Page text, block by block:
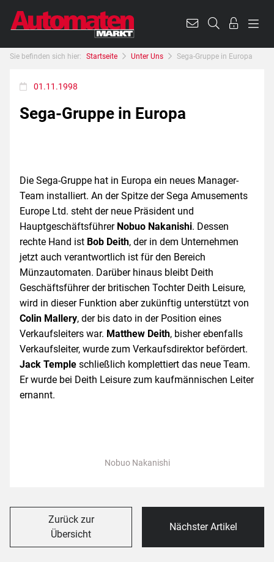
Sie befinden sich hier: Startseite Unter Uns Sega-Gruppe in Europa
01.11.1998
Sega-Gruppe in Europa
Nobuo Nakanishi
Die Sega-Gruppe hat in Europa ein neues Manager-
Team installiert. An der Spitze der Sega Amusements
Europe Ltd. steht der neue Präsident und
Hauptgeschäftsführer Nobuo Nakanishi. Dessen
rechte Hand ist Bob Deith, der in dem Unternehmen
jetzt auch verantwortlich ist für den Bereich
Münzautomaten. Darüber hinaus bleibt Deith
Geschäftsführer der britischen Tochter Deith Leisure,
wird in dieser Funktion aber zukünftig unterstützt von
Colin Mallery, der bis dato in der Position eines
Verkaufsleiters war. Matthew Deith, bisher ebenfalls
Verkaufsleiter, wurde zum Verkaufsdirektor befördert.
Jack Temple schließlich komplettiert das neue Team.
Er wurde bei Deith Leisure zum kaufmännischen Leiter
ernannt.
Zurück zur
Übersicht
Nächster Artikel